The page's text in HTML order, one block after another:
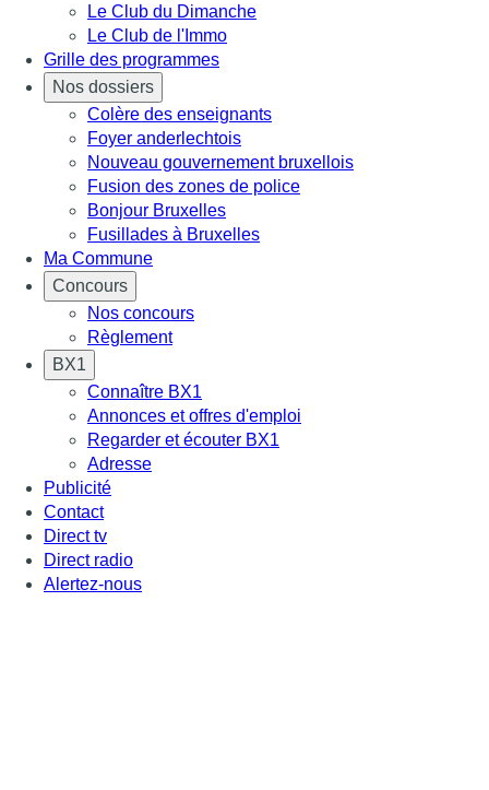
Le Club du Dimanche
Le Club de l'Immo
Grille des programmes
Nos dossiers
Colère des enseignants
Foyer anderlechtois
Nouveau gouvernement bruxellois
Fusion des zones de police
Bonjour Bruxelles
Fusillades à Bruxelles
Ma Commune
Concours
Nos concours
Règlement
BX1
Connaître BX1
Annonces et offres d'emploi
Regarder et écouter BX1
Adresse
Publicité
Contact
Direct tv
Direct radio
Alertez-nous